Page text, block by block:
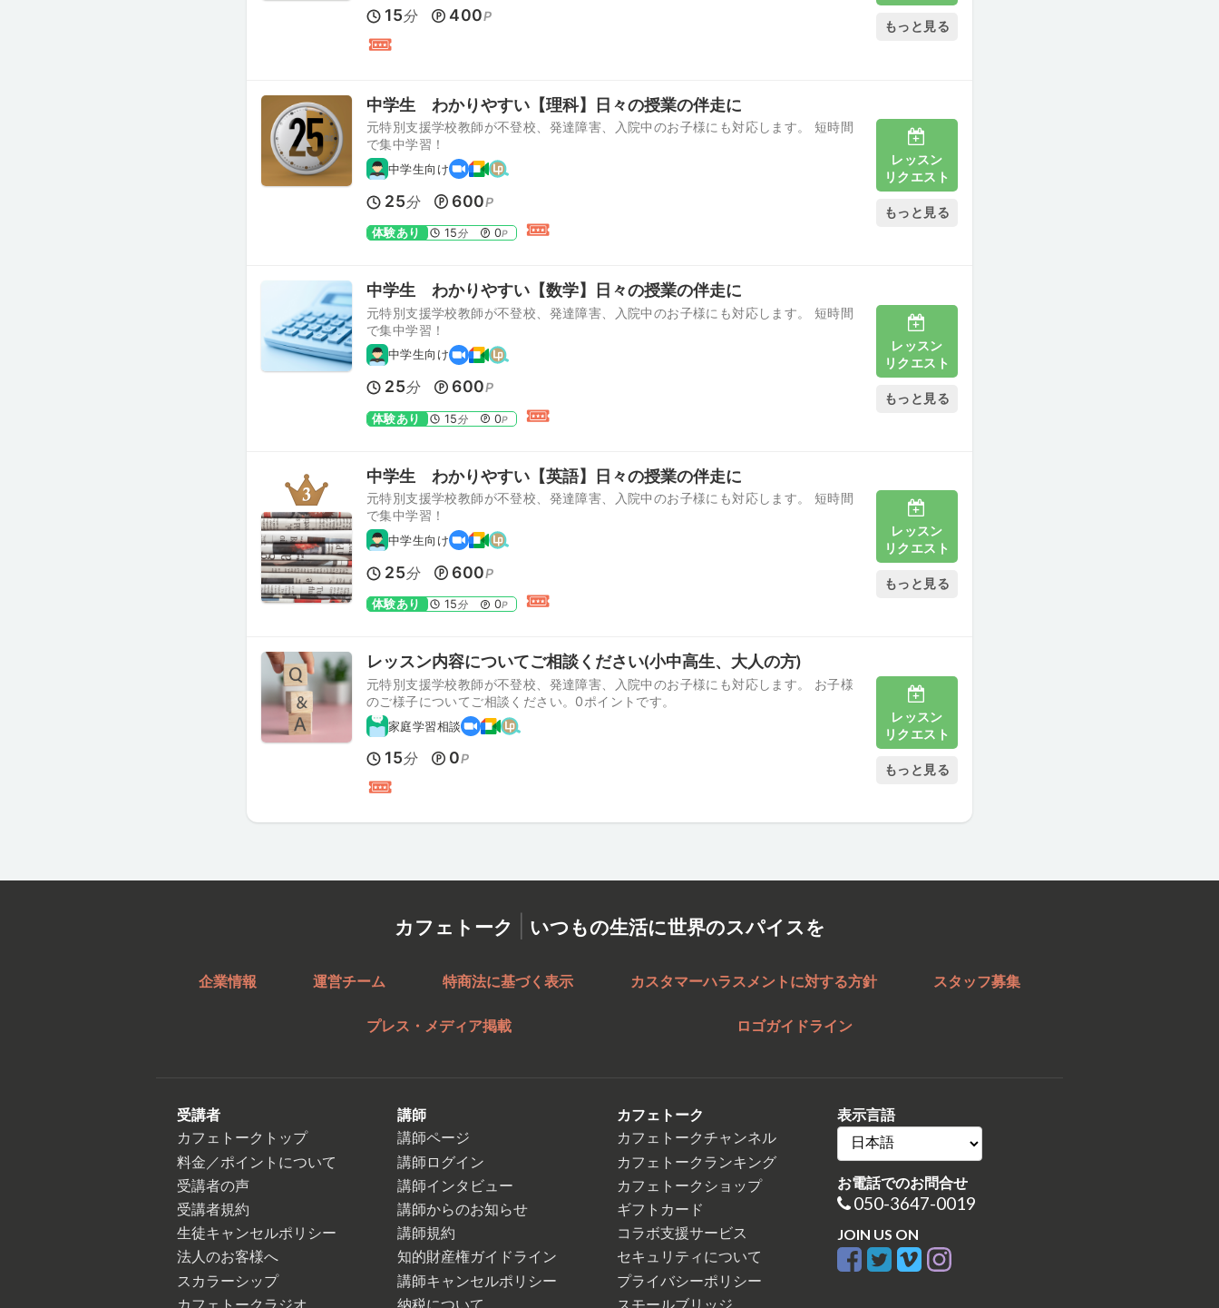
15分 400P
もっと見る
中学生 わかりやすい【理科】日々の授業の伴走に
元特別支援学校教師が不登校、発達障害、入院中のお子様にも対応します。 短時間
で集中学習！
中学生向け
25分 600P
体験あり 15分 0P
レッスン
リクエスト
もっと見る
中学生 わかりやすい【数学】日々の授業の伴走に
元特別支援学校教師が不登校、発達障害、入院中のお子様にも対応します。 短時間
で集中学習！
中学生向け
25分 600P
体験あり 15分 0P
レッスン
リクエスト
もっと見る
中学生 わかりやすい【英語】日々の授業の伴走に
元特別支援学校教師が不登校、発達障害、入院中のお子様にも対応します。 短時間
で集中学習！
中学生向け
25分 600P
体験あり 15分 0P
レッスン
リクエスト
もっと見る
レッスン内容についてご相談ください(小中高生、大人の方)
元特別支援学校教師が不登校、発達障害、入院中のお子様にも対応します。 お子様
のご様子についてご相談ください。0ポイントです。
家庭学習相談
15分 0P
レッスン
リクエスト
もっと見る
カフェトーク | いつもの生活に世界のスパイスを
企業情報 運営チーム 特商法に基づく表示 カスタマーハラスメントに対する方針 スタッフ募集
プレス・メディア掲載 ロゴガイドライン
受講者
カフェトークトップ
料金／ポイントについて
受講者の声
受講者規約
生徒キャンセルポリシー
法人のお客様へ
スカラーシップ
カフェトークラジオ
講師
講師ページ
講師ログイン
講師インタビュー
講師からのお知らせ
講師規約
知的財産権ガイドライン
講師キャンセルポリシー
納税について
カフェトーク
カフェトークチャンネル
カフェトークランキング
カフェトークショップ
ギフトカード
コラボ支援サービス
セキュリティについて
プライバシーポリシー
スモールブリッジ
表示言語
お電話でのお問合せ
050-3647-0019
JOIN US ON